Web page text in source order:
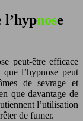
l’hypnose
e peut-être efficace
que l’hypnose peut
de sevrage et
que davantage de
l’utilisation
de fumer.